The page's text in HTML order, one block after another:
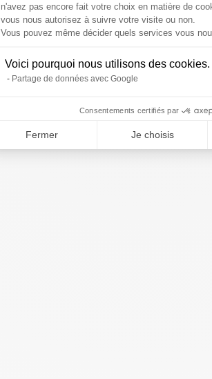
n'avez pas encore fait votre choix en matière de
vous nous autorisez à suivre votre visite ou non.
Vous pouvez même décider quels services vous
Voici pourquoi nous utilisons des cookies.
Partage de données avec Google
Consentements certifiés par
Fermer Je choisis
Axeptio consent